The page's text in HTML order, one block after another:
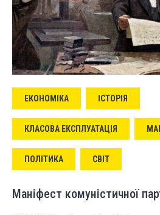
ЕКОНОМІКА ІСТОРІЯ
КЛАСОВА ЕКСПЛУАТАЦІЯ
ПОЛІТИКА СВІТ
Маніфест комуністичної